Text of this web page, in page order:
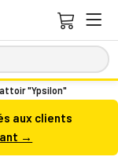
"Ypsilon"
aux clients
→